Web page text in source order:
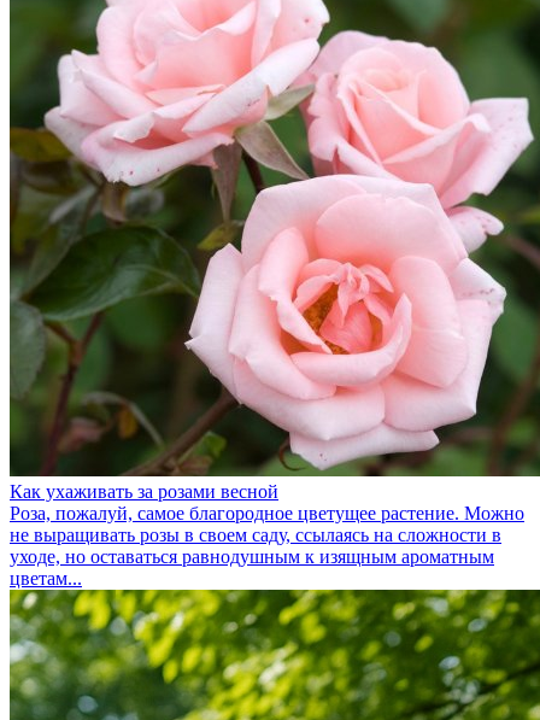
Как ухаживать за розами весной
Роза, пожалуй, самое благородное цветущее растение. Можно
не выращивать розы в своем саду, ссылаясь на сложности в
уходе, но оставаться равнодушным к изящным ароматным
цветам...